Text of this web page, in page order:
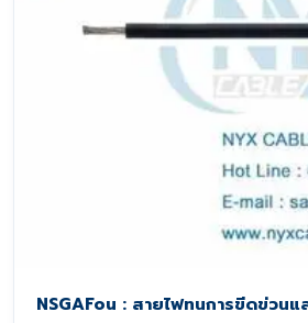
NSGAFou : สายไฟทนการขีดข่วนแ